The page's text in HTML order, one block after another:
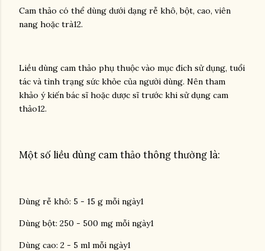
Cam thảo có thể dùng dưới dạng rễ khô, bột, cao, viên
nang hoặc trà12.
Liều dùng cam thảo phụ thuộc vào mục đích sử dụng, tuổi
tác và tình trạng sức khỏe của người dùng. Nên tham
khảo ý kiến bác sĩ hoặc dược sĩ trước khi sử dụng cam
thảo12.
Một số liều dùng cam thảo thông thường là:
Dùng rễ khô: 5 - 15 g mỗi ngày1
Dùng bột: 250 - 500 mg mỗi ngày1
Dùng cao: 2 - 5 ml mỗi ngày1